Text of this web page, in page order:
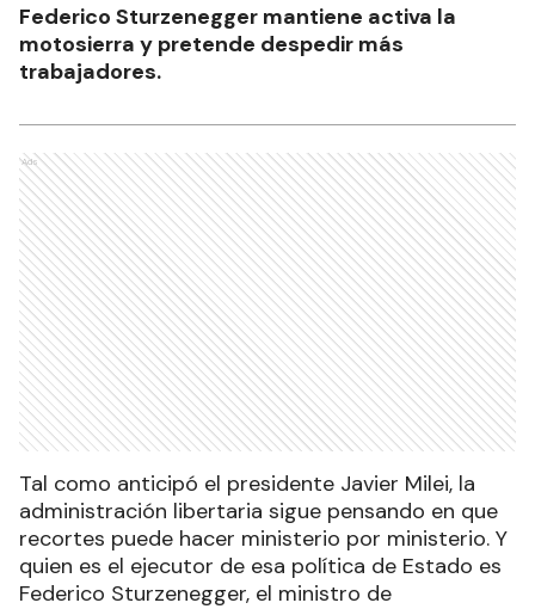
Federico Sturzenegger mantiene activa la
motosierra y pretende despedir más
trabajadores.
Ads
Tal como anticipó el presidente Javier Milei, la
administración libertaria sigue pensando en que
recortes puede hacer ministerio por ministerio. Y
quien es el ejecutor de esa política de Estado es
Federico Sturzenegger, el ministro de